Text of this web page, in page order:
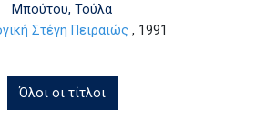
Μπούτου, Τούλα
Στέγη Πειραιώς , 1991
Όλοι οι τίτλοι